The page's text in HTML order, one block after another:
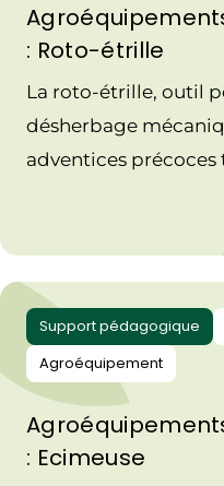
: Roto-étrille
La roto-étrille, outil
désherbage
adventices
vie du sol et en
Support pédagogique
Agroéquipement
: Ecimeuse